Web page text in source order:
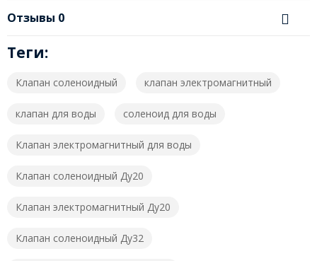
Отзывы 0
Теги:
Клапан соленоидный клапан электромагнитный
клапан для воды соленоид для воды
Клапан электромагнитный для воды
Клапан соленоидный Ду20
Клапан электромагнитный Ду20
Клапан соленоидный Ду32